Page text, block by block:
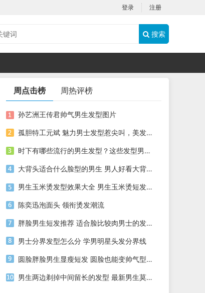
登录 注册
搜索
周点击榜 周热评榜
孙艺洲王传君帅气男生发型图片
孤胆特工元斌 魅力男士发型惹尖叫，美发推荐明星发型
时下有哪些流行的男生发型？这些发型男生都可以尝试一下
大背头适合什么脸型的男生 男人好看大背头大全
男生玉米烫发型效果大全 男生玉米烫短发图片
陈奕迅泡面头 领衔烫发潮流
胖脸男生短发推荐 适合脸比较肉男士的发型
男士分界发型怎么分 学男明星头发分界线
圆脸胖脸男生显瘦短发 圆脸也能变帅气型男的发型
男生两边剃掉中间留长的发型 最新男生莫西干进阶发型